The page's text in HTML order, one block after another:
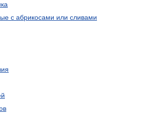
с абрикосами или сливами